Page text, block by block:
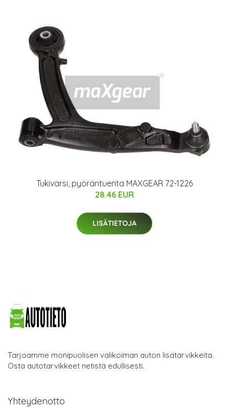
Tukivarsi, pyöräntuenta MAXGEAR 72-1226
28.46 EUR
LISÄTIETOJA
Tarjoamme monipuolisen valikoiman auton lisätarvikkeita.
Osta autotarvikkeet netistä edullisesti.
Yhteydenotto